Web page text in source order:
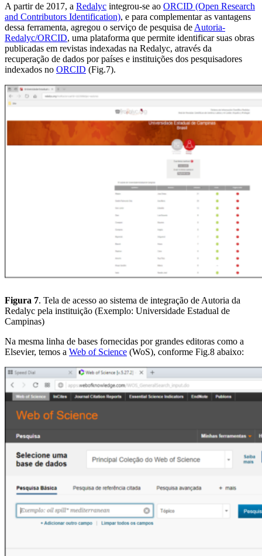
A partir de 2017, a Redalyc integrou-se ao ORCID (Open Research
and Contributors Identification), e para complementar as vantagens
dessa ferramenta, agregou o serviço de pesquisa de Autoria-
Redalyc/ORCID, uma plataforma que permite identificar suas obras
publicadas em revistas indexadas na Redalyc, através da
recuperação de dados por países e instituições dos pesquisadores
indexados no ORCID (Fig.7).
Figura 7. Tela de acesso ao sistema de integração de Autoria da
Redalyc pela instituição (Exemplo: Universidade Estadual de
Campinas)
Na mesma linha de bases fornecidas por grandes editoras como a
Elsevier, temos a Web of Science (WoS), conforme Fig.8 abaixo: